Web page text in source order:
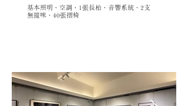
基本照明、空調、1張長枱、音響系統、2支
無線咪、40張摺椅